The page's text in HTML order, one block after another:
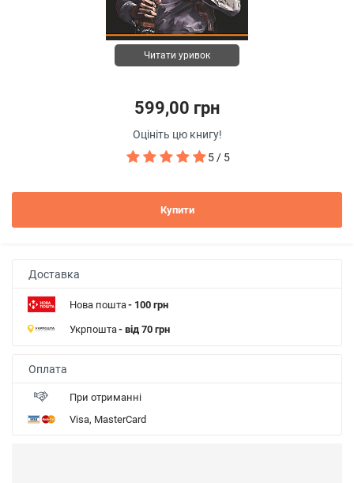
Читати уривок
599,00 грн
Оцініть цю книгу!
5 / 5
Купити
Доставка
Нова пошта- 100 грн
Укрпошта- від 70 грн
Оплата
При отриманні
Visa, MasterCard